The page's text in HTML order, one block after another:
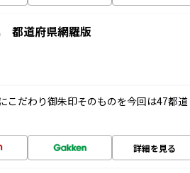
都道府県網羅版
こだわり御朱印そのものを今回は47都道
詳細を見る